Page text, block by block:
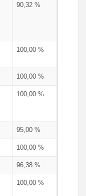
90,32 %
100,00 %
100,00 %
100,00 %
95,00 %
100,00 %
96,38 %
100,00 %